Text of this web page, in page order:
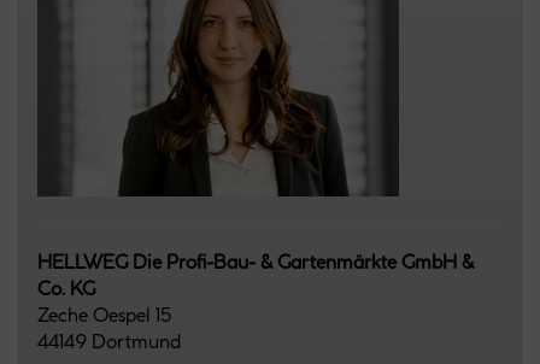
HELLWEG Die Profi-Bau- & Gartenmärkte GmbH &
Co. KG
Zeche Oespel 15
44149 Dortmund